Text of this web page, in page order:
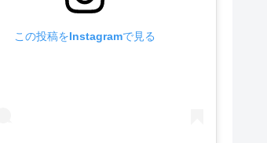
この投稿をInstagramで見る